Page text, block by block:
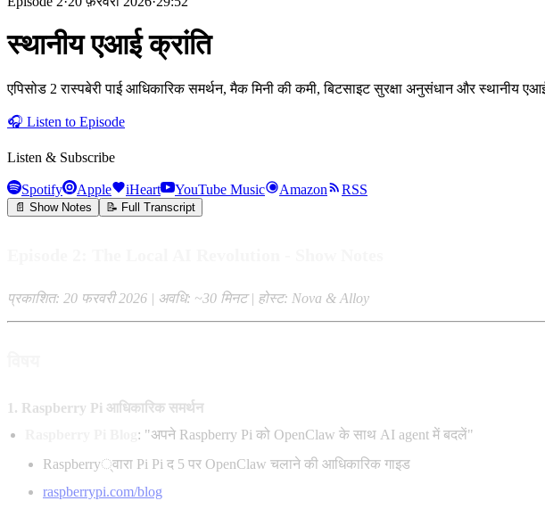
स्थानीय एआई क्रांति
एपिसोड 2 रास्पबेरी पाई आधिकारिक समर्थन, मैक मिनी की कमी, बिटसाइट सुरक्षा अनुसंधान और
🎧 Listen to Episode
Listen & Subscribe
Spotify Apple iHeart YouTube Music Amazon RSS
📄 Show Notes 📝 Full Transcript
प्रकाशित: 20 फरवरी 2026 | अवधि: ~30 मिनट | होस्ट: Nova & Alloy
1. Raspberry Pi आधिकारिक समर्थन
: "अपने Raspberry Pi को OpenClaw के साथ AI agent में बदलें"
Raspberry्वारा Pi Pi द 5 पर OpenClaw चलाने की आधिकारिक गाइड
raspberrypi.com/blog